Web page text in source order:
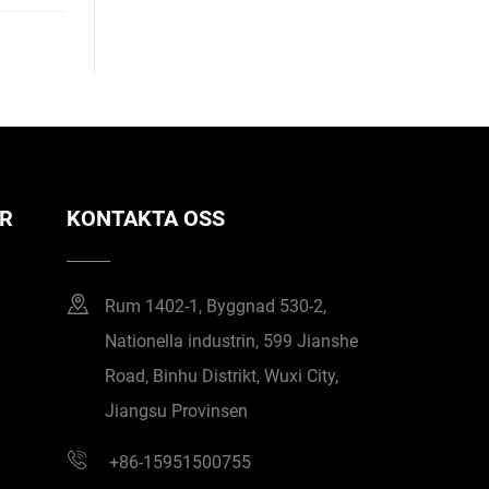
KONTAKTA OSS
Rum 1402-1, Byggnad 530-2,
Nationella industrin, 599 Jianshe
Road, Binhu Distrikt, Wuxi City,
Jiangsu Provinsen
+86-15951500755